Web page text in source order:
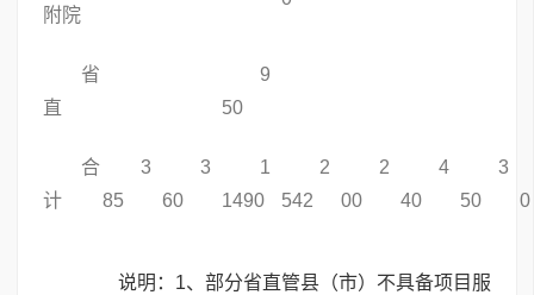
附院
省
直
9
50
合
计
3
85
3
60
1
1490
2
542
2
00
4
40
3
50
0
说明：1、部分省直管县（市）不具备项目服